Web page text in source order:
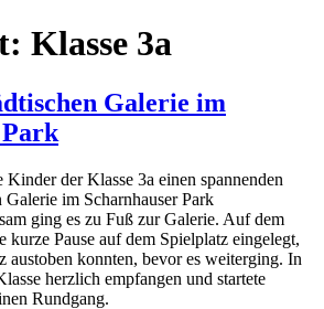
Klasse 3a
Galerie im
Park
der Klasse 3a einen spannenden
im Scharnhauser Park
ging es zu Fuß zur Galerie. Auf dem
kurze Pause auf dem Spielplatz eingelegt,
konnten, bevor es weiterging. In
herzlich empfangen und startete
Rundgang.